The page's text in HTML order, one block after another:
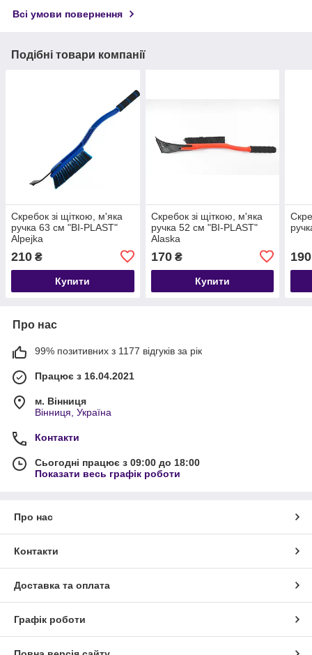
Всі умови повернення
Подібні товари компанії
Скребок зі щіткою, м'яка
ручка 63 см "BI-PLAST"
Alpejka
210 ₴
Купити
Скребок зі щіткою, м'яка
ручка 52 см "BI-PLAST"
Alaska
170₴
Купити
190
Про нас
99% позитивних з 1177 відгуків за рік
Працює з 16.04.2021
м. Вінниця
Вінниця, Україна
Контакти
Сьогодні працює з 09:00 до 18:00
Показати весь графік роботи
Про нас
Контакти
Доставка та оплата
Графік роботи